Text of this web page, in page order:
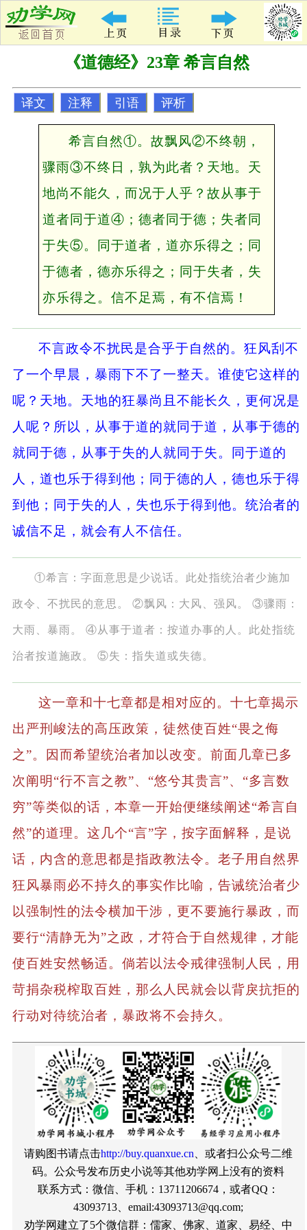
《道德经》23章 希言自然
译文 注释 引语 评析
希言自然①。故飘风②不终朝，
骤雨③不终日，孰为此者？天地。天
地尚不能久，而况于人乎？故从事于
道者同于道④；德者同于德；失者同
于失⑤。同于道者，道亦乐得之；同
于德者，德亦乐得之；同于失者，失
亦乐得之。信不足焉，有不信焉！
不言政令不扰民是合乎于自然的。狂风刮不
了一个早晨，暴雨下不了一整天。谁使它这样的
呢？天地。天地的狂暴尚且不能长久，更何况是
人呢？所以，从事于道的就同于道，从事于德的
就同于德，从事于失的人就同于失。同于道的
人，道也乐于得到他；同于德的人，德也乐于得
到他；同于失的人，失也乐于得到他。统治者的
诚信不足，就会有人不信任。
①希言：字面意思是少说话。此处指统治者少施加
政令、不扰民的意思。 ②飘风：大风、强风。 ③骤雨：
大雨、暴雨。 ④从事于道者：按道办事的人。此处指统
治者按道施政。 ⑤失：指失道或失德。
这一章和十七章都是相对应的。十七章揭示
出严刑峻法的高压政策，徒然使百姓“畏之侮
之”。因而希望统治者加以改变。前面几章已多
次阐明“行不言之教”、“悠兮其贵言”、“多言数
穷”等类似的话，本章一开始便继续阐述“希言自
然”的道理。这几个“言”字，按字面解释，是说
话，内含的意思都是指政教法令。老子用自然界
狂风暴雨必不持久的事实作比喻，告诫统治者少
以强制性的法令横加干涉，更不要施行暴政，而
要行“清静无为”之政，才符合于自然规律，才能
使百姓安然畅适。倘若以法令戒律强制人民，用
苛捐杂税榨取百姓，那么人民就会以背戾抗拒的
行动对待统治者，暴政将不会持久。
请购图书请点击http://buy.quanxue.cn 、或者扫公众号二维
码。公众号发布历史小说等其他劝学网上没有的资料
联系方式：微信、手机：13711206674，或者QQ：
43093713、email:43093713@qq.com;
劝学网建立了5个微信群：儒家、佛家、道家、易经、中